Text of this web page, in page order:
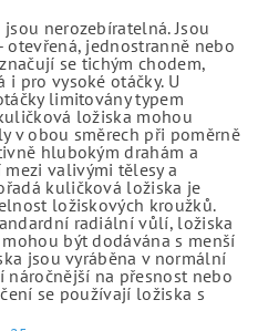
nerozebíratelná. Jsou
otevřená, jednostranně nebo
se tichým chodem,
pro vysoké otáčky. U
limitovány typem
ložiska mohou
v obou směrech při poměrně
hlubokým drahám a
valivými tělesy a
kuličková ložiska je
ložiskových kroužků.
radiální vůlí, ložiska
být dodávána s menší
jsou vyráběna v normální
na přesnost nebo
se používají ložiska s